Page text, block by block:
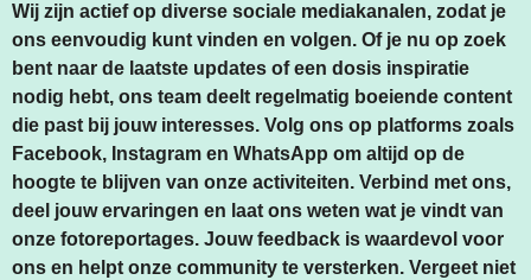
Wij zijn actief op diverse sociale mediakanalen, zodat je
ons eenvoudig kunt vinden en volgen. Of je nu op zoek
bent naar de laatste updates of een dosis inspiratie
nodig hebt, ons team deelt regelmatig boeiende content
die past bij jouw interesses. Volg ons op platforms zoals
Facebook, Instagram en WhatsApp om altijd op de
hoogte te blijven van onze activiteiten. Verbind met ons,
deel jouw ervaringen en laat ons weten wat je vindt van
onze fotoreportages. Jouw feedback is waardevol voor
ons en helpt onze community te versterken. Vergeet niet